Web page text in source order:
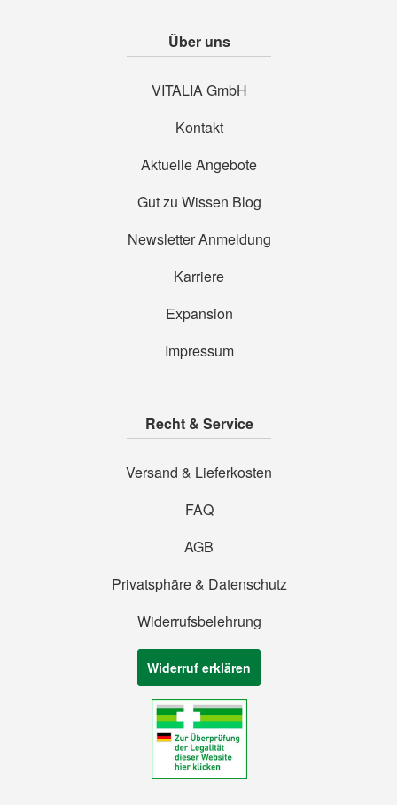
Über uns
VITALIA GmbH
Kontakt
Aktuelle Angebote
Gut zu Wissen Blog
Newsletter Anmeldung
Karriere
Expansion
Impressum
Recht & Service
Versand & Lieferkosten
FAQ
AGB
Privatsphäre & Datenschutz
Widerrufsbelehrung
Widerruf erklären